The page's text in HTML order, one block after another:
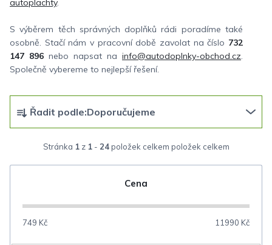
autoplachty.
S výběrem těch správných doplňků rádi poradíme také
osobně. Stačí nám v pracovní době zavolat na číslo 732
147 896 nebo napsat na info@autodoplnky-obchod.cz.
Společně vybereme to nejlepší řešení.
Stránka 1z 1- 24položek celkem
a
e
Řadit podle:Doporučujeme
Cena
749 Kč 11990 Kč